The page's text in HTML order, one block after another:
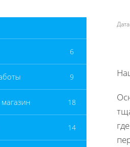
6
9
18
14